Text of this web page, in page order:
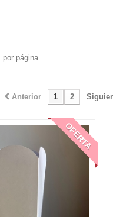
por página
Anterior 1 2
OFERTA